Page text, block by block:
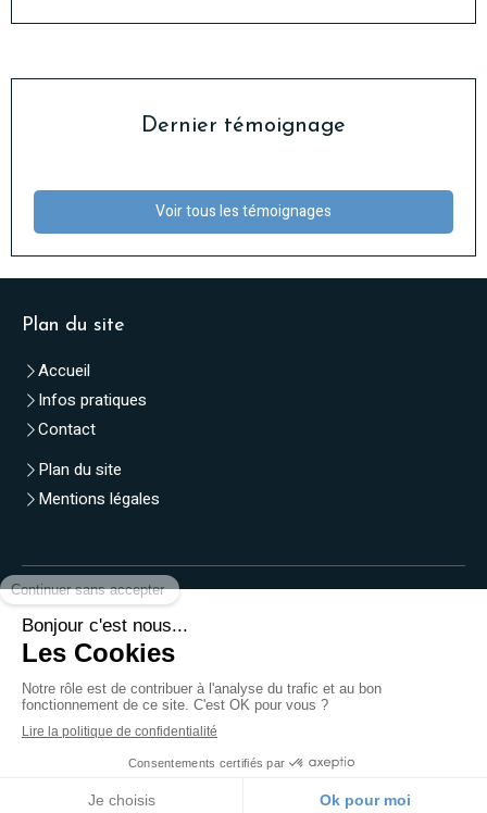
Dernier témoignage
Voir tous les témoignages
Plan du site
Accueil
Infos pratiques
Contact
Plan du site
Mentions légales
Contact
Laure Gounel
3 place du Maréchal Juin
Maisons-Laffitte
Création et référencement du site par Simplébo